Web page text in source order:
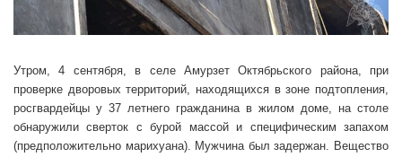
Утром, 4 сентября, в селе Амурзет Октябрьского района, при
проверке дворовых территорий, находящихся в зоне подтопления,
росгвардейцы у 37 летнего гражданина в жилом доме, на столе
обнаружили сверток с бурой массой и специфическим запахом
(предположительно марихуана). Мужчина был задержан. Вещество